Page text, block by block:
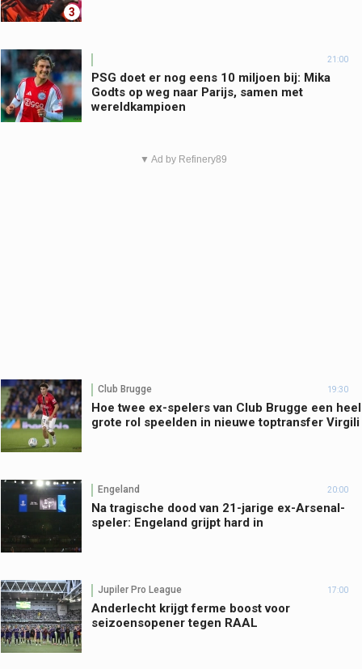
3
21:00
PSG doet er nog eens 10 miljoen bij: Mika
Godts op weg naar Parijs, samen met
wereldkampioen
▼ Ad by Refinery89
Club Brugge 19:30
Hoe twee ex-spelers van Club Brugge een heel
grote rol speelden in nieuwe toptransfer Virgili
Engeland 20:00
Na tragische dood van 21-jarige ex-Arsenal-
speler: Engeland grijpt hard in
Jupiler Pro League 17:00
Anderlecht krijgt ferme boost voor
seizoensopener tegen RAAL